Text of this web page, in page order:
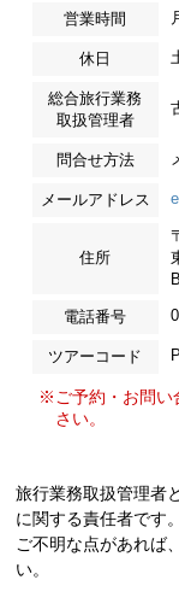
営業時間
休日
総合旅行業務
取扱管理者
問合せ方法
メールアドレス
住所
電話番号
ツアーコード
※ご予約・お問い
さい。
旅行業務取扱管理者
に関する責任者です
ご不明な点があれば
い。